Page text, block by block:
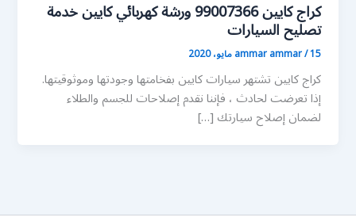
كراج كايين 99007366 ورشة كهربائي كايين خدمة
تصليح السيارات
ammar ammar/15 مايو، 2020
كراج كايين تشتهر سيارات كايين بفخامتها وجودتها وموثوقيتها.
إذا تعرضت لحادث ، فإننا نقدم إصلاحات للجسم والطلاء
لضمان إصلاح سيارتك […]